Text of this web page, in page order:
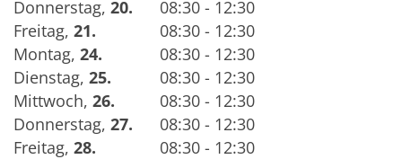
Donnerstag, 20.
08:30 - 12:30
Freitag, 21.
08:30 - 12:30
Montag, 24.
08:30 - 12:30
Dienstag, 25.
08:30 - 12:30
Mittwoch, 26.
08:30 - 12:30
Donnerstag, 27.
08:30 - 12:30
Freitag, 28.
08:30 - 12:30